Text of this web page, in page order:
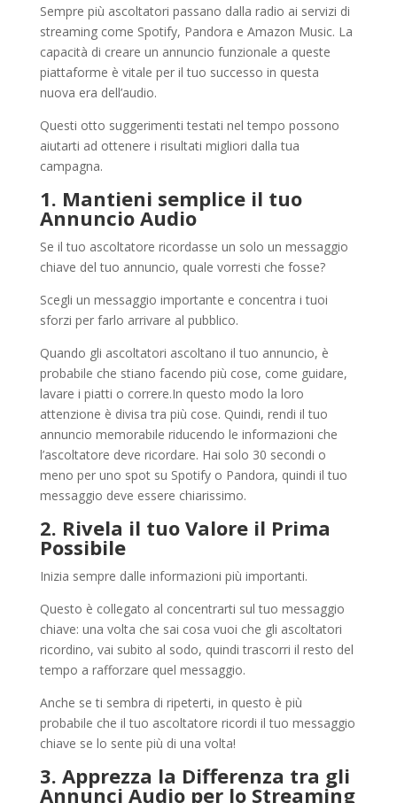
Sempre più ascoltatori passano dalla radio ai servizi di
streaming come Spotify, Pandora e Amazon Music. La
capacità di creare un annuncio funzionale a queste
piattaforme è vitale per il tuo successo in questa
nuova era dell’audio.
Questi otto suggerimenti testati nel tempo possono
aiutarti ad ottenere i risultati migliori dalla tua
campagna.
1. Mantieni semplice il tuo
Annuncio Audio
Se il tuo ascoltatore ricordasse un solo un messaggio
chiave del tuo annuncio, quale vorresti che fosse?
Scegli un messaggio importante e concentra i tuoi
sforzi per farlo arrivare al pubblico.
Quando gli ascoltatori ascoltano il tuo annuncio, è
probabile che stiano facendo più cose, come guidare,
lavare i piatti o correre.In questo modo la loro
attenzione è divisa tra più cose. Quindi, rendi il tuo
annuncio memorabile riducendo le informazioni che
l’ascoltatore deve ricordare. Hai solo 30 secondi o
meno per uno spot su Spotify o Pandora, quindi il tuo
messaggio deve essere chiarissimo.
2. Rivela il tuo Valore il Prima
Possibile
Inizia sempre dalle informazioni più importanti.
Questo è collegato al concentrarti sul tuo messaggio
chiave: una volta che sai cosa vuoi che gli ascoltatori
ricordino, vai subito al sodo, quindi trascorri il resto del
tempo a rafforzare quel messaggio.
Anche se ti sembra di ripeterti, in questo è più
probabile che il tuo ascoltatore ricordi il tuo messaggio
chiave se lo sente più di una volta!
3. Apprezza la Differenza tra gli
Annunci Audio per lo Streaming